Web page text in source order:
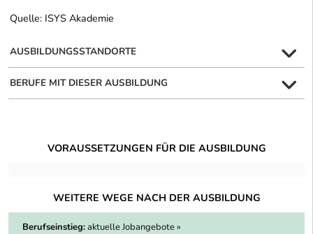
Quelle: ISYS Akademie
AUSBILDUNGSSTANDORTE
BERUFE MIT DIESER AUSBILDUNG
VORAUSSETZUNGEN FÜR DIE AUSBILDUNG
WEITERE WEGE NACH DER AUSBILDUNG
Berufseinstieg:aktuelle Jobangebote »